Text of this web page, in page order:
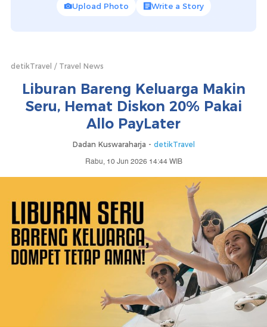
Upload Photo Write a Story
detikTravel Travel News
Liburan Bareng Keluarga Makin
Seru, Hemat Diskon 20% Pakai
Allo PayLater
Dadan Kuswaraharja - detikTravel
Rabu, 10 Jun 2026 14:44 WIB